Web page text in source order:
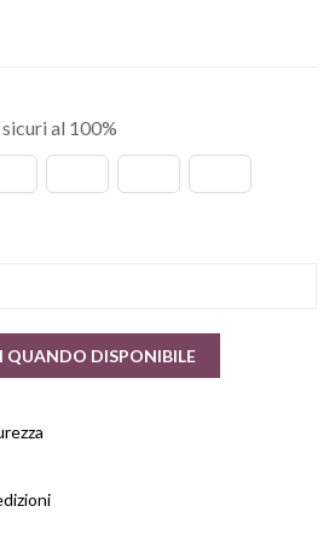
al 100%
QUANDO DISPONIBILE